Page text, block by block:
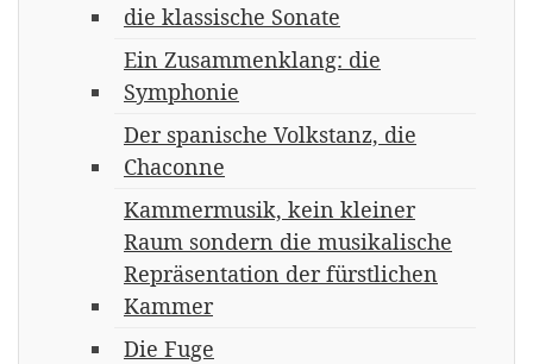
die klassische Sonate
Ein Zusammenklang: die
Symphonie
Der spanische Volkstanz, die
Chaconne
Kammermusik, kein kleiner
Raum sondern die musikalische
Repräsentation der fürstlichen
Kammer
Die Fuge